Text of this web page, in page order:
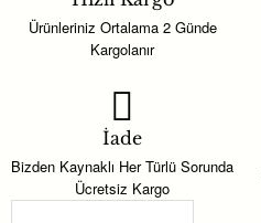
Ürünleriniz Ortalama 2 Günde
Kargolanır
İade
Bizden Kaynaklı Her Türlü Sorunda
Ücretsiz Kargo